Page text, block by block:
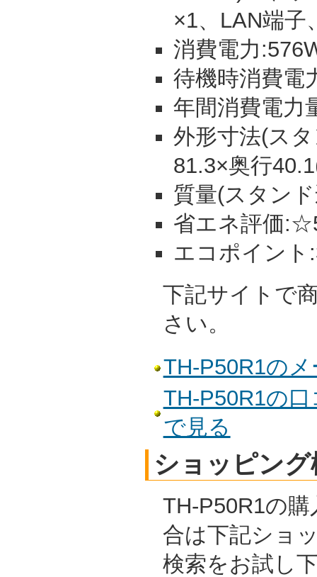
×1、LAN端子
消費電力
待機時消費電
年間消費電力
外形寸法(ス
81.3×奥行
質量(スタン
省エネ評価
エコポイント
下記サイトで
さい。
TH-P50R1の
TH-P50R1の
で見る
ショッピング
TH-P50R1の
合は下記ショ
検索をお試し